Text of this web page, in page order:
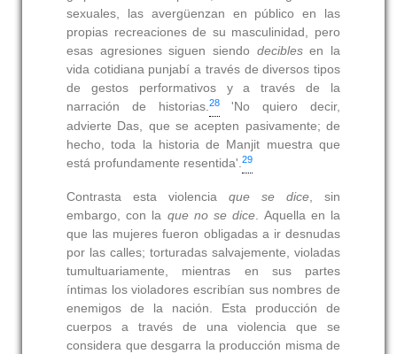
sexuales, las avergüenzan en público en las
propias recreaciones de su masculinidad, pero
esas agresiones siguen siendo deciblesen la
vida cotidiana punjabí a través de diversos tipos
de gestos performativos y a través de la
narración de historias.28'No quiero decir,
advierte Das, que se acepten pasivamente; de
hecho, toda la historia de Manjit muestra que
está profundamente resentida'.29
Contrasta esta violenciaque se dice, sin
embargo, con la que no se dice. Aquella en la
que las mujeres fueron obligadas a ir desnudas
por las calles; torturadas salvajemente, violadas
tumultuariamente, mientras en sus partes
íntimas los violadores escribían sus nombres de
enemigos de la nación. Esta producción de
cuerpos a través de una violencia que se
considera que desgarra la producción misma de